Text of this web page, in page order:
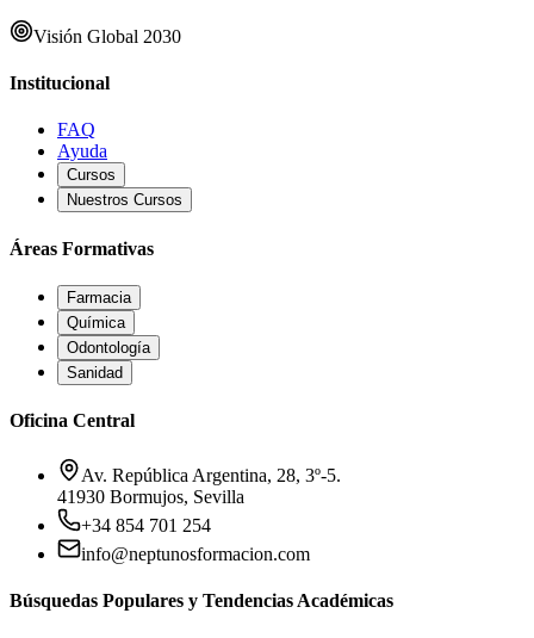
Visión Global 2030
Institucional
FAQ
Ayuda
Cursos
Nuestros Cursos
Áreas Formativas
Farmacia
Química
Odontología
Sanidad
Oficina Central
Av. República Argentina, 28, 3º-5.
41930 Bormujos, Sevilla
+34 854 701 254
info@neptunosformacion.com
Búsquedas Populares y Tendencias Académicas